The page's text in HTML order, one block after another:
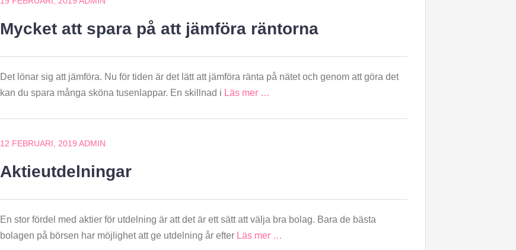
Mycket att spara på att jämföra räntorna
Det lönar sig att jämföra. Nu för tiden är det lätt att jämföra ränta på nätet och genom att göra det
kan du spara många sköna tusenlappar. En skillnad i Läs mer …
12 FEBRUARI, 2019 ADMIN
Aktieutdelningar
En stor fördel med aktier för utdelning är att det är ett sätt att välja bra bolag. Bara de bästa
bolagen på börsen har möjlighet att ge utdelning år efter Läs mer …